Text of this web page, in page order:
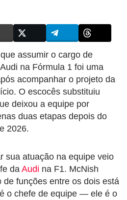
assumir o cargo de
na Fórmula 1 foi uma
acompanhar o projeto da
O escocês substituiu
deixou a equipe por
duas etapas depois do
2026.
sua atuação na equipe veio
da Audi na F1. McNish
de funções entre os dois está
o chefe de equipe — ele é o